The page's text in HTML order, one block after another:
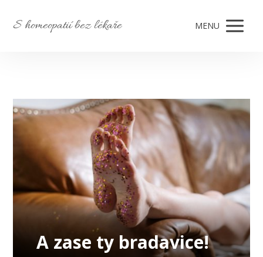
S homeopatií bez lékaře MENU
A zase ty bradavice!